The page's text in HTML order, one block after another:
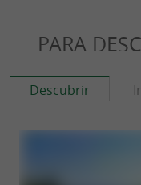
PARA
Descubrir